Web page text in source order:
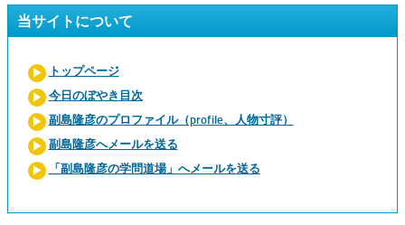
当サイトについて
トップページ
今日のぼやき目次
副島隆彦のプロファイル（profile、人物寸評）
副島隆彦へメールを送る
「副島隆彦の学問道場」へメールを送る